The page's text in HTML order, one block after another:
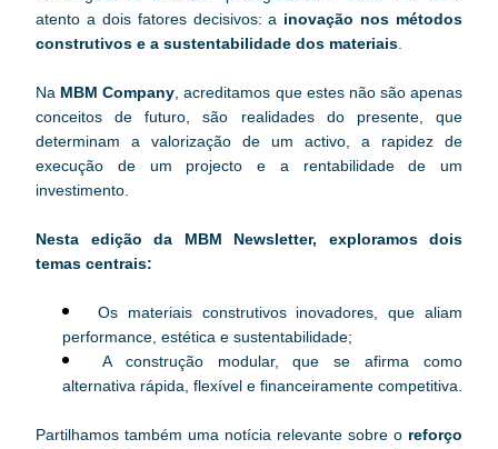
atento a dois fatores decisivos: a inovação nos métodos
construtivos e a sustentabilidade dos materiais
Na MBM Company , acreditamos que estes não são apenas
conceitos de futuro, são realidades do presente, que
determinam a valorização de um activo, a rapidez de
execução de um projecto e a rentabilidade de um
investimento.
Nesta edição da MBM Newsletter, exploramos dois
temas centrais:
Os materiais construtivos inovadores, que aliam
performance, estética e sustentabilidade;
A construção modular, que se afirma como
alternativa rápida, flexível e financeiramente competitiva.
Partilhamos também uma notícia relevante sobre o reforço